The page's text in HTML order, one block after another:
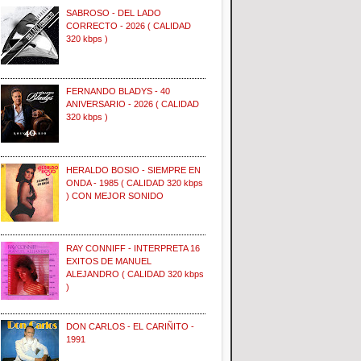
SABROSO - DEL LADO
CORRECTO - 2026 ( CALIDAD
320 kbps )
FERNANDO BLADYS - 40
ANIVERSARIO - 2026 ( CALIDAD
320 kbps )
HERALDO BOSIO - SIEMPRE EN
ONDA - 1985 ( CALIDAD 320 kbps
) CON MEJOR SONIDO
RAY CONNIFF - INTERPRETA 16
EXITOS DE MANUEL
ALEJANDRO ( CALIDAD 320 kbps
)
DON CARLOS - EL CARIÑITO -
1991